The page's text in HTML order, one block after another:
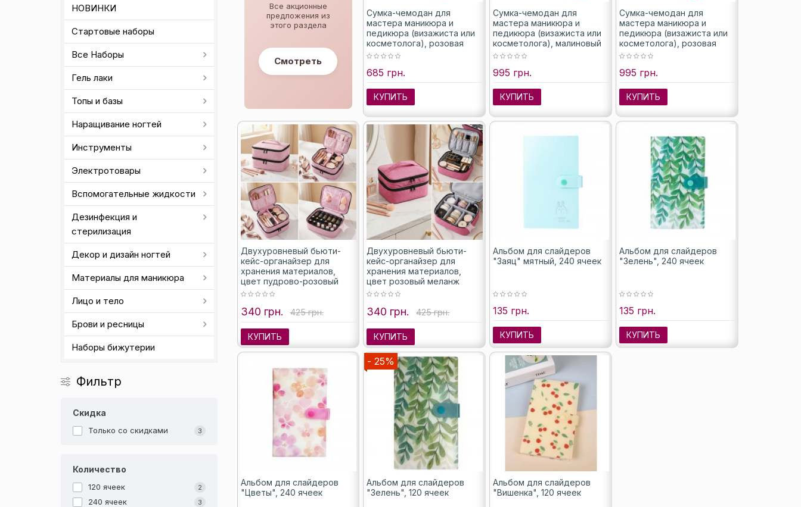
НОВИНКИ
Стартовые наборы
Все Наборы
Гель лаки
Топы и базы
Наращивание ногтей
Инструменты
Электротовары
Вспомогательные жидкости
Дезинфекция и
стерилизация
Декор и дизайн ногтей
Материалы для маникюра
Лицо и тело
Брови и ресницы
Наборы бижутерии
Фильтр
Скидка
Только со cкидками 3
Количество
120 ячеек 2
240 ячеек 3
Все акционные
предложения из
этого раздела
Смотреть
Сумка-чемодан для
мастера маникюра и
педикюра (визажиста или
косметолога), розовая
685 грн.
КУПИТЬ
Сумка-чемодан для
мастера маникюра и
педикюра (визажиста или
косметолога), малиновый
крокодил
995 грн.
КУПИТЬ
Сумка-чемодан для
мастера маникюра и
педикюра (визажиста или
косметолога), розовая
995 грн.
КУПИТЬ
Двухуровневый бьюти-
кейс-органайзер для
хранения материалов,
цвет пудрово-розовый
340 грн. 425 грн.
КУПИТЬ
Двухуровневый бьюти-
кейс-органайзер для
хранения материалов,
цвет розовый меланж
340 грн. 425 грн.
КУПИТЬ
Альбом для слайдеров
"Заяц" мятный, 240 ячеек
135 грн.
КУПИТЬ
Альбом для слайдеров
"Зелень", 240 ячеек
135 грн.
КУПИТЬ
Альбом для слайдеров
"Цветы", 240 ячеек
- 25%
Альбом для слайдеров
"Зелень", 120 ячеек
Альбом для слайдеров
"Вишенка", 120 ячеек